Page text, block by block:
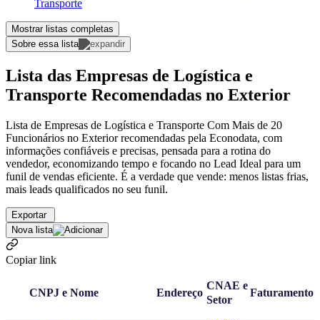
Transporte
Mostrar listas completas
Sobre essa lista
Lista das Empresas de Logística e
Transporte Recomendadas no Exterior
Lista de Empresas de Logística e Transporte Com Mais de 20
Funcionários no Exterior recomendadas pela Econodata, com
informações confiáveis e precisas, pensada para a rotina do
vendedor, economizando tempo e focando no Lead Ideal para um
funil de vendas eficiente. É a verdade que vende: menos listas frias,
mais leads qualificados no seu funil.
Exportar
Nova lista
Copiar link
CNPJ e Nome Endereço
CNAE e
Setor
Faturamento